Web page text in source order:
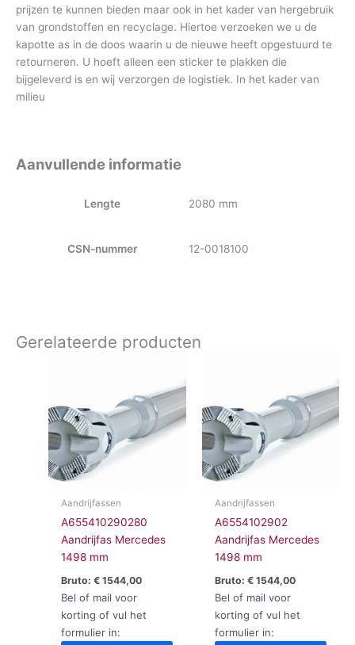
prijzen te kunnen bieden maar ook in het kader van hergebruik
van grondstoffen en recyclage. Hiertoe verzoeken we u de
kapotte as in de doos waarin u de nieuwe heeft opgestuurd te
retourneren. U hoeft alleen een sticker te plakken die
bijgeleverd is en wij verzorgen de logistiek. In het kader van
milieu
Aanvullende informatie
Lengte 2080 mm
CSN-nummer 12-0018100
Gerelateerde producten
Aandrijfassen
A655410290280
Aandrijfas Mercedes
1498 mm
Bruto:€ 1544,00
Bel of mail voor
korting of vul het
formulier in:
Aandrijfassen
A6554102902
Aandrijfas Mercedes
1498 mm
Bruto: €1544,00
Bel of mail voor
korting of vul het
formulier in: